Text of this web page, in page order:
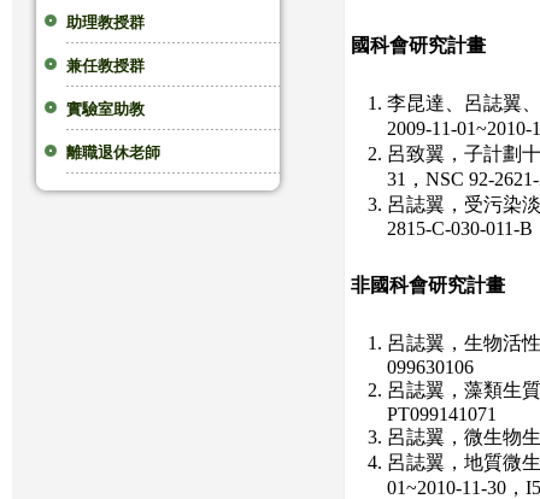
助理教授群
兼任教授群
實驗室助教
離職退休老師
國科會研究計畫
李昆達、呂誌翼
2009-11-01~2010-
呂致翼，子計劃
31，NSC 92-
呂誌翼，受污染
2815-C-030-011-B
非國科會研究計畫
呂誌翼，生物活
099630106
呂誌翼，藻類生
PT099141071
呂誌翼，微生物
呂誌翼，地質微
01~2010-11-30，